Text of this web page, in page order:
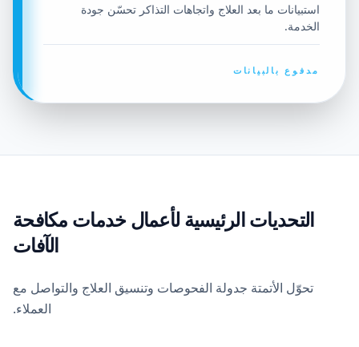
استبيانات ما بعد العلاج واتجاهات التذاكر تحسّن جودة
الخدمة.
مدفوع بالبيانات
التحديات الرئيسية لأعمال خدمات مكافحة
الآفات
تحوّل الأتمتة جدولة الفحوصات وتنسيق العلاج والتواصل مع
العملاء.